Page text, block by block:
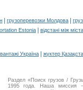
грузоперевозки Молдова
Estonia відстані між
вантажі Україна жүктер
Раздел «Поиск грузов /
1995 года. Наша миссия